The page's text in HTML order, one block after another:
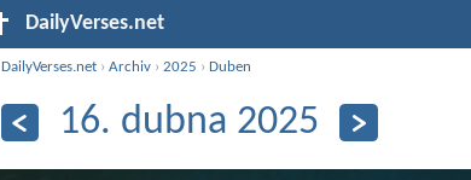
DailyVerses.net
DailyVerses.net ›Archiv ›2025 ›Duben
16. dubna 2025